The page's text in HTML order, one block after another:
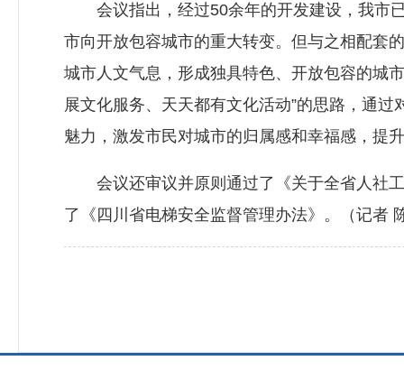
会议指出，经过50余年的开发建设，我市已
市向开放包容城市的重大转变。但与之相配套
城市人文气息，形成独具特色、开放包容的城
展文化服务、天天都有文化活动”的思路，通
魅力，激发市民对城市的归属感和幸福感，提
会议还审议并原则通过了《关于全省人社工
了《四川省电梯安全监督管理办法》。（记者